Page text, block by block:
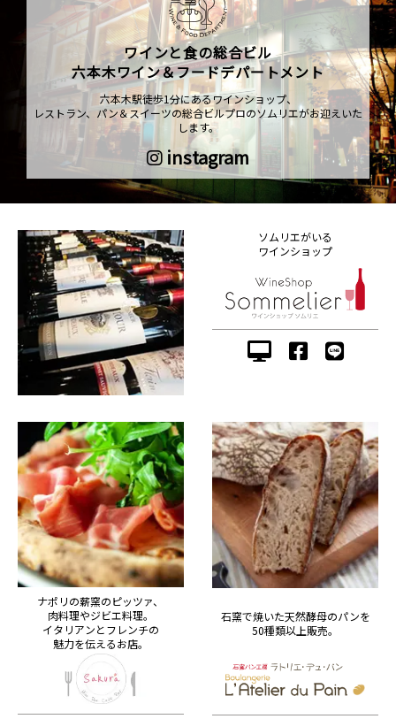
ワインと食の総合ビル
六本木ワイン＆フードデパートメント
六本木駅徒歩1分にあるワインショップ、
レストラン、パン＆スイーツの総合ビルプロのソムリエがお迎えいた
します。
instagram
ソムリエがいる
ワインショップ
ナポリの薪窯のピッツァ、
肉料理やジビエ料理。
イタリアンとフレンチの
魅力を伝えるお店。
石窯で焼いた天然酵母のパンを
50種類以上販売。